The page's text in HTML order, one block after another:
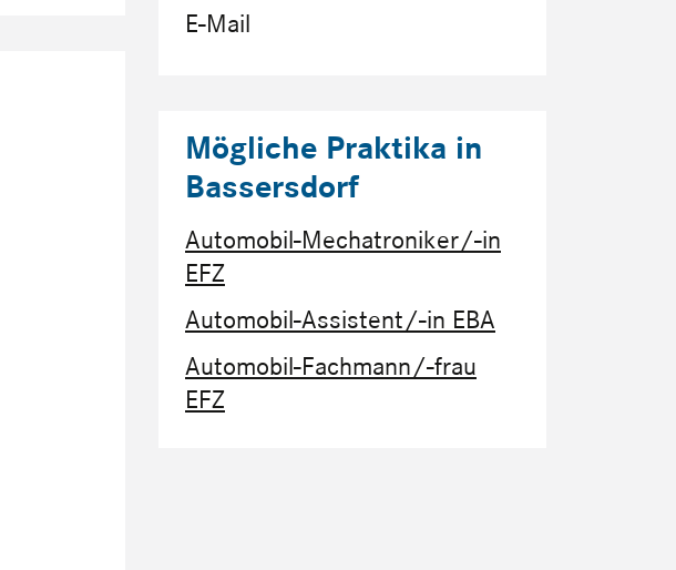
E-Mail
Mögliche Praktika in
Bassersdorf
Automobil-Mechatroniker/-in
EFZ
Automobil-Assistent/-in EBA
Automobil-Fachmann/-frau
EFZ